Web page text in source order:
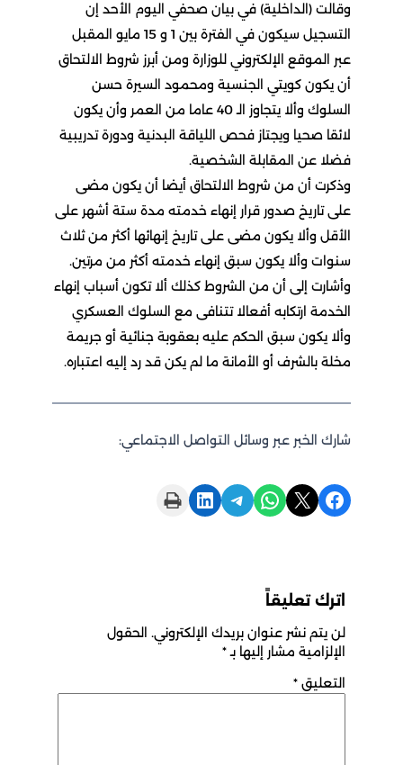
وقالت (الداخلية) في بيان صحفي اليوم الأحد إن
التسجيل سيكون في الفترة بين 1 و 15 مايو المقبل
عبر الموقع الإلكتروني للوزارة ومن أبرز شروط الالتحاق
أن يكون كويتي الجنسية ومحمود السيرة حسن
السلوك وألا يتجاوز الـ 40 عاما من العمر وأن يكون
لائقا صحيا ويجتاز فحص اللياقة البدنية ودورة تدريبية
فضلا عن المقابلة الشخصية.
وذكرت أن من شروط الالتحاق أيضا أن يكون مضى
على تاريخ صدور قرار إنهاء خدمته مدة ستة أشهر على
الأقل وألا يكون مضى على تاريخ إنهائها أكثر من ثلاث
سنوات وألا يكون سبق إنهاء خدمته أكثر من مرتين.
وأشارت إلى أن من الشروط كذلك ألا تكون أسباب إنهاء
الخدمة ارتكابه أفعالا تتنافى مع السلوك العسكري
وألا يكون سبق الحكم عليه بعقوبة جنائية أو جريمة
مخلة بالشرف أو الأمانة ما لم يكن قد رد إليه اعتباره.
شارك الخبر عبر وسائل التواصل الاجتماعي:
Share on Facebook
Share on X
Share on WhatsApp
Share on Telegram
Share on LinkedIn
Print this Page
اترك تعليقاً
لن يتم نشر عنوان بريدك الإلكتروني. الحقول
الإلزامية مشار إليها بـ*
التعليق *